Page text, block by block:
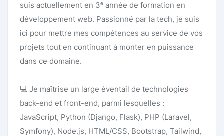
suis actuellement en 3ᵉ année de formation en
développement web. Passionné par la tech, je suis
ici pour mettre mes compétences au service de vos
projets tout en continuant à monter en puissance
dans ce domaine.
💻 Je maîtrise un large éventail de technologies
back-end et front-end, parmi lesquelles :
JavaScript, Python (Django, Flask), PHP (Laravel,
Symfony), Node.js, HTML/CSS, Bootstrap, Tailwind,